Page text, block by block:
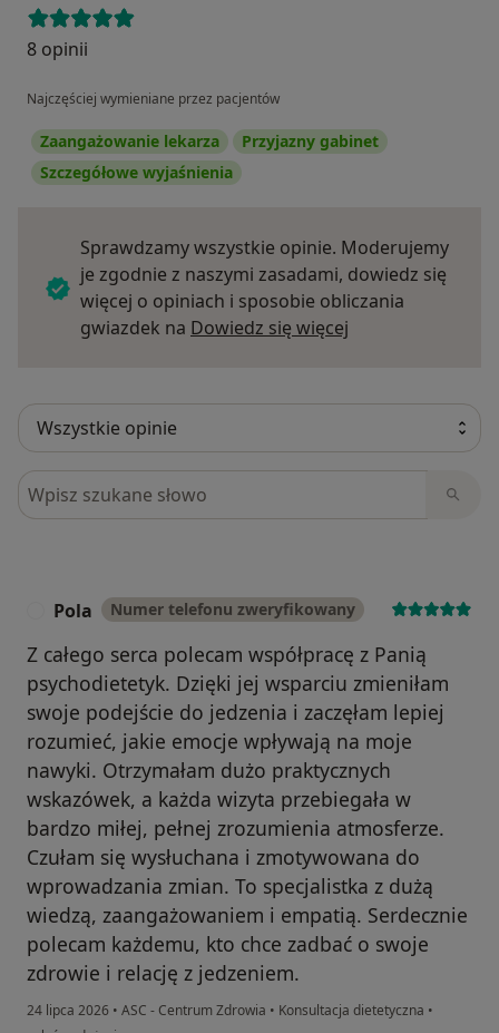
8 opinii
Najczęściej wymieniane przez pacjentów
Zaangażowanie lekarza
Przyjazny gabinet
Szczegółowe wyjaśnienia
Sprawdzamy wszystkie opinie. Moderujemy
je zgodnie z naszymi zasadami, dowiedz się
więcej o opiniach i sposobie obliczania
gwiazdek na Dowiedz się więcej
Szukaj w opiniach
Pola Numer telefonu zweryfikowany
Z całego serca polecam współpracę z Panią
psychodietetyk. Dzięki jej wsparciu zmieniłam
swoje podejście do jedzenia i zaczęłam lepiej
rozumieć, jakie emocje wpływają na moje
nawyki. Otrzymałam dużo praktycznych
wskazówek, a każda wizyta przebiegała w
bardzo miłej, pełnej zrozumienia atmosferze.
Czułam się wysłuchana i zmotywowana do
wprowadzania zmian. To specjalistka z dużą
wiedzą, zaangażowaniem i empatią. Serdecznie
polecam każdemu, kto chce zadbać o swoje
zdrowie i relację z jedzeniem.
24 lipca 2026 • ASC - Centrum Zdrowia • Konsultacja dietetyczna •
w opinii użytkownika Pola